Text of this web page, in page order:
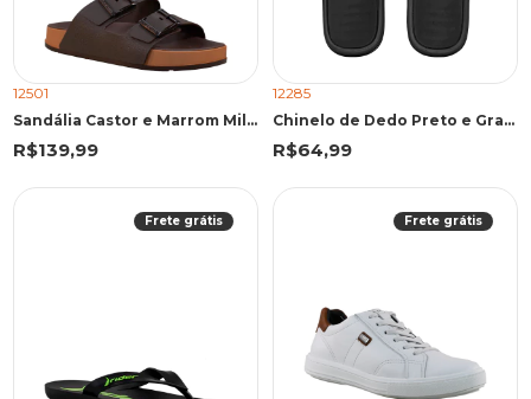
12501
Sandália Castor e Marrom Milão Plus | Cartago
R$139,99
12285
Chinelo de Dedo Preto e Grafite Elegante Casual | Cartago
R$64,99
Frete grátis Frete grátis